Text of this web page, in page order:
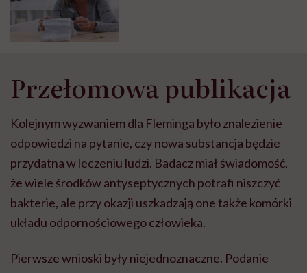
Przełomowa publikacja
Kolejnym wyzwaniem dla Fleminga było znalezienie
odpowiedzi na pytanie, czy nowa substancja będzie
przydatna w leczeniu ludzi. Badacz miał świadomość,
że wiele środków antyseptycznych potrafi niszczyć
bakterie, ale przy okazji uszkadzają one także komórki
układu odpornościowego człowieka.
Pierwsze wnioski były niejednoznaczne. Podanie